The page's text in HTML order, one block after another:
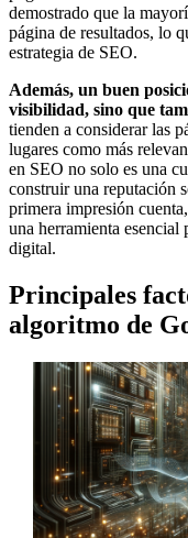
demostrado que la
página de resultados, lo
estrategia de SEO.
Además, un buen
visibilidad, sino que
tienden a considerar las
lugares como más
en SEO no solo es una
construir una reputación
primera impresión
una herramienta esencial
digital.
Principales
algoritmo de